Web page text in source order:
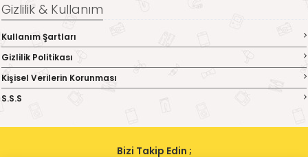
Gizlilik & Kullanım
Kullanım Şartları
Gizlilik Politikası
Kişisel Verilerin Korunması
S.S.S
Bizi Takip Edin ;